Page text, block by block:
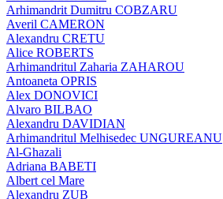
Arhimandrit Dumitru COBZARU
Averil CAMERON
Alexandru CRETU
Alice ROBERTS
Arhimandritul Zaharia ZAHAROU
Antoaneta OPRIS
Alex DONOVICI
Alvaro BILBAO
Alexandru DAVIDIAN
Arhimandritul Melhisedec UNGUREANU
Al-Ghazali
Adriana BABETI
Albert cel Mare
Alexandru ZUB